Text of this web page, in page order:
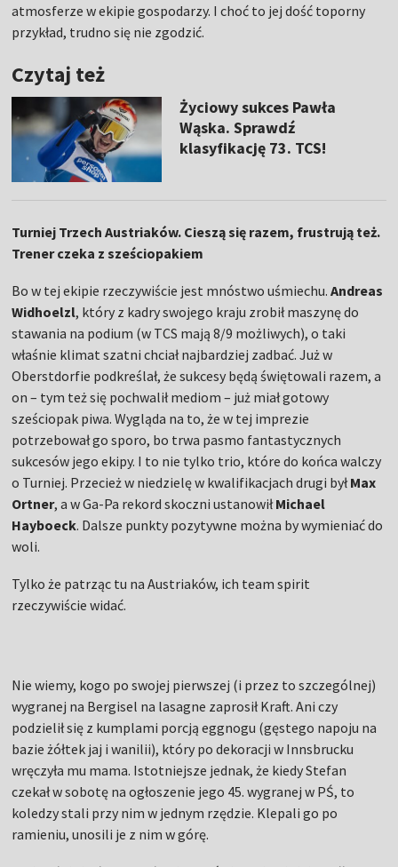
atmosferze w ekipie gospodarzy. I choć to jej dość toporny
przykład, trudno się nie zgodzić.
Czytaj też
Życiowy sukces Pawła
Wąska. Sprawdź
klasyfikację 73. TCS!
Turniej Trzech Austriaków. Cieszą się razem, frustrują też.
Trener czeka z sześciopakiem
Bo w tej ekipie rzeczywiście jest mnóstwo uśmiechu.Andreas
Widhoelzl, który z kadry swojego kraju zrobił maszynę do
stawania na podium (w TCS mają 8/9 możliwych), o taki
właśnie klimat szatni chciał najbardziej zadbać. Już w
Oberstdorfie podkreślał, że sukcesy będą świętowali razem, a
on – tym też się pochwalił mediom – już miał gotowy
sześciopak piwa. Wygląda na to, że w tej imprezie
potrzebował go sporo, bo trwa pasmo fantastycznych
sukcesów jego ekipy. I to nie tylko trio, które do końca walczy
o Turniej. Przecież w niedzielę w kwalifikacjach drugi byłMax
Ortner, a w Ga-Pa rekord skoczni ustanowiłMichael
Hayboeck. Dalsze punkty pozytywne można by wymieniać do
woli.
Tylko że patrząc tu na Austriaków, ich team spirit
rzeczywiście widać.
Nie wiemy, kogo po swojej pierwszej (i przez to szczególnej)
wygranej na Bergisel na lasagne zaprosił Kraft. Ani czy
podzielił się z kumplami porcją eggnogu (gęstego napoju na
bazie żółtek jaj i wanilii), który po dekoracji w Innsbrucku
wręczyła mu mama. Istotniejsze jednak, że kiedy Stefan
czekał w sobotę na ogłoszenie jego 45. wygranej w PŚ, to
koledzy stali przy nim w jednym rzędzie. Klepali go po
ramieniu, unosili je z nim w górę.